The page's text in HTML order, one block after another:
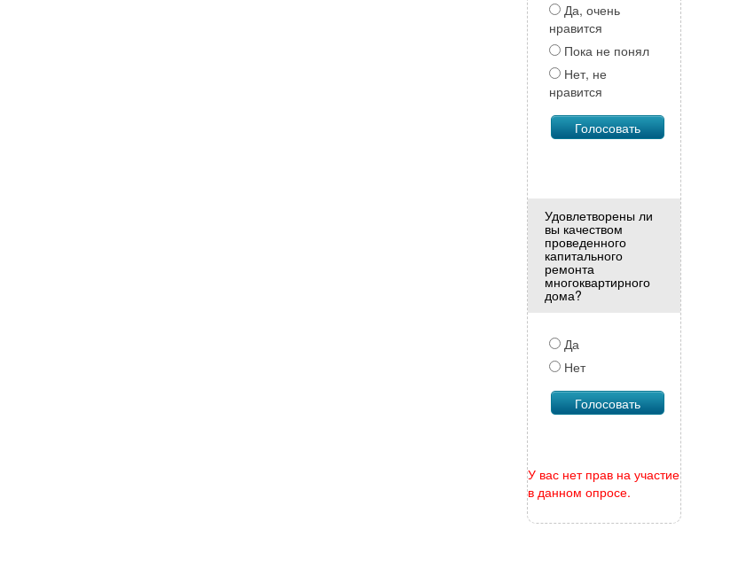
Да, очень
нравится
Пока не понял
Нет, не
нравится
Удовлетворены ли
вы качеством
проведенного
капитального
ремонта
многоквартирного
дома?
Да
Нет
У вас нет прав на участие
в данном опросе.